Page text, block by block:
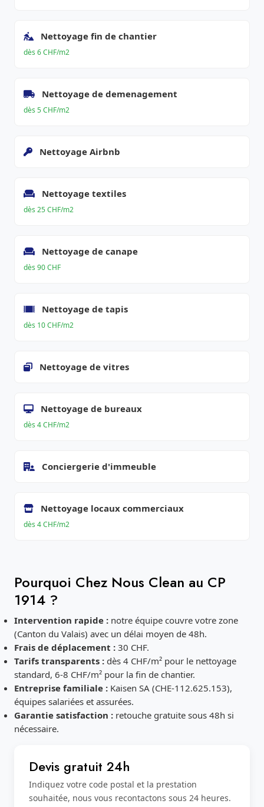
Nettoyage fin de chantier
dès 6 CHF/m2
Nettoyage de demenagement
dès 5 CHF/m2
Nettoyage Airbnb
Nettoyage textiles
dès 25 CHF/m2
Nettoyage de canape
dès 90 CHF
Nettoyage de tapis
dès 10 CHF/m2
Nettoyage de vitres
Nettoyage de bureaux
dès 4 CHF/m2
Conciergerie d'immeuble
Nettoyage locaux commerciaux
dès 4 CHF/m2
Pourquoi Chez Nous Clean au CP
1914 ?
Intervention rapide :notre équipe couvre votre zone
(Canton du Valais) avec un délai moyen de 48h.
Frais de déplacement :30 CHF.
Tarifs transparents :dès 4 CHF/m² pour le nettoyage
standard, 6-8 CHF/m² pour la fin de chantier.
Entreprise familiale :Kaisen SA (CHE-112.625.153),
équipes salariées et assurées.
Garantie satisfaction :retouche gratuite sous 48h si
nécessaire.
Devis gratuit 24h
Indiquez votre code postal et la prestation
souhaitée, nous vous recontactons sous 24 heures.